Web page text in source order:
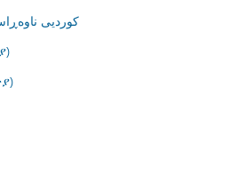
کوردیی